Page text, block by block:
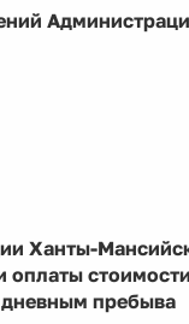
Ханты-
дневным пребыва